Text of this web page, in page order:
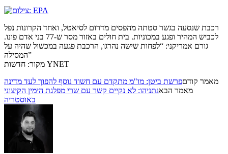
רכבת שנסעה בגשר סטתה מהפסים מדרום לסיאטל, ואחד הקרונות נפל
לכביש המהיר ופגע במכוניות. בית חולים באזור מסר ש-77 בני אדם פונו.
גורם אמריקני: “לפחות שישה נהרגו, הרכבת פגעה במכשול שהיה על
המסילה”
מקור: חדשות YNET
מאמר קודםפרשת ביטן: מו"מ מתקדם עם חשוד נוסף להפוך לעד מדינה
מאמר הבאנתניהו: לא נקיים קשר עם שרי מפלגת הימין הקיצוני
באוסטריה